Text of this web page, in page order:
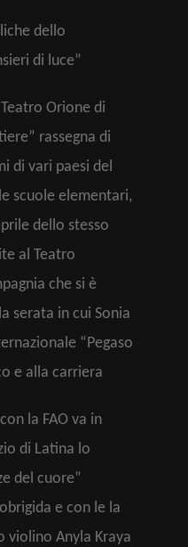
dello
di luce”
Orione di
rassegna di
di vari paesi del
scuole elementari,
dello stesso
al Teatro
che si è
serata in cui Sonia
“Pegaso
e alla carriera
la FAO va in
di Latina lo
del cuore”
e con le la
violino Anyla Kraya